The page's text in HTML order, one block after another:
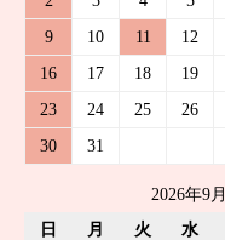
9
10 11 12
16
17 18 19
23
24 25 26
30
31
2026年9月
日 月 火 水